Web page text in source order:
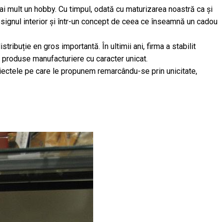
un hobby. Cu timpul, odată cu maturizarea noastră ca și
interior și într-un concept de ceea ce înseamnă un cadou
en gros importantă. În ultimii ani, firma a stabilit
manufacturiere cu caracter unicat.
pe care le propunem remarcându-se prin unicitate,